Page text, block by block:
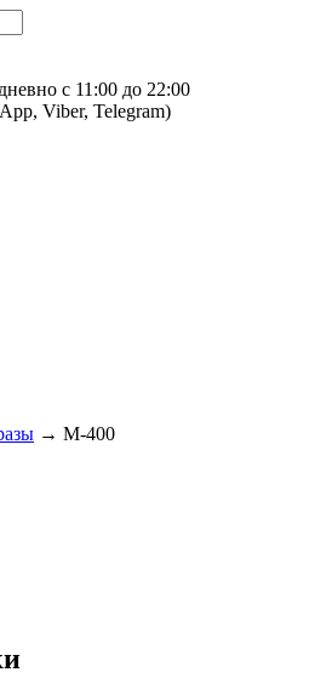
с 11:00 до 22:00
Viber, Telegram)
→ M-400